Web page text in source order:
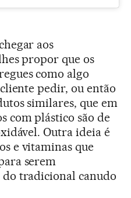
aos
propor que os
como algo
pedir, ou então
similares, que em
com plástico são de
Outra ideia é
e vitaminas que
serem
do tradicional canudo